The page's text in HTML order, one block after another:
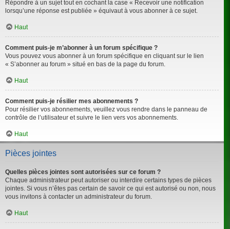
Répondre à un sujet tout en cochant la case « Recevoir une notification
lorsqu’une réponse est publiée » équivaut à vous abonner à ce sujet.
Haut
Comment puis-je m’abonner à un forum spécifique ?
Vous pouvez vous abonner à un forum spécifique en cliquant sur le lien
« S’abonner au forum » situé en bas de la page du forum.
Haut
Comment puis-je résilier mes abonnements ?
Pour résilier vos abonnements, veuillez vous rendre dans le panneau de
contrôle de l’utilisateur et suivre le lien vers vos abonnements.
Haut
Pièces jointes
Quelles pièces jointes sont autorisées sur ce forum ?
Chaque administrateur peut autoriser ou interdire certains types de pièces
jointes. Si vous n’êtes pas certain de savoir ce qui est autorisé ou non, nous
vous invitons à contacter un administrateur du forum.
Haut